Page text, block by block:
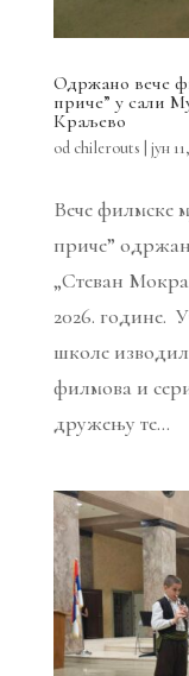
Одржано вече
приче” у сали
Краљево
od chilerouts јун
Вече филмске
приче”
„Стеван
2026. године.
школе
филмова и
дружењу те...